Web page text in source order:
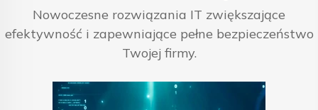
Nowoczesne rozwiązania IT zwiększające
efektywność i zapewniające pełne bezpieczeństwo
Twojej firmy.